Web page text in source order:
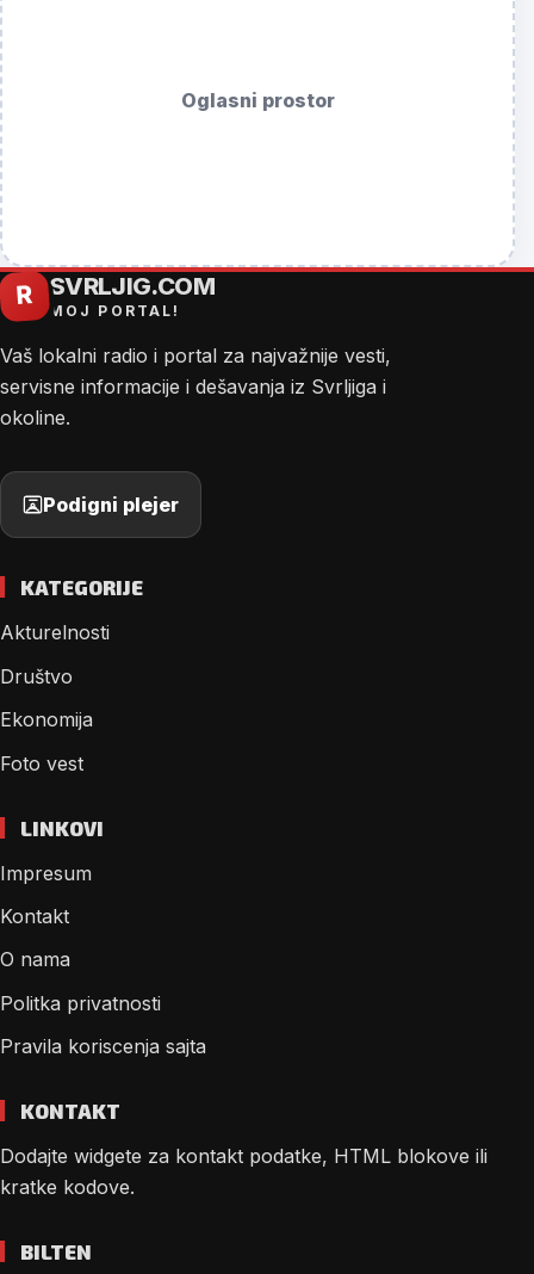
Oglasni prostor
R SVRLJIG.COM
MOJ PORTAL!
Vaš lokalni radio i portal za najvažnije vesti,
servisne informacije i dešavanja iz Svrljiga i
okoline.
Podigni plejer
KATEGORIJE
Akturelnosti
Društvo
Ekonomija
Foto vest
LINKOVI
Impresum
Kontakt
O nama
Politka privatnosti
Pravila koriscenja sajta
KONTAKT
Dodajte widgete za kontakt podatke, HTML blokove ili
kratke kodove.
BILTEN